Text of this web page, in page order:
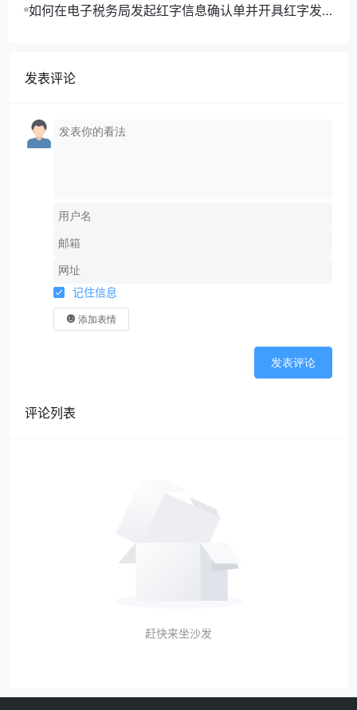
2.2物资采购原则
5）在比价过程中，严格执行同类产品比质量，同样
质量比价格，同样价格比服务的原则，择优确定采购单
6）对于先试用的物资，必须由使用部门出具试验报
3.1物资采购一般规定
报物资采购计划，避免物资积压损失。
如何在电子税务局发起红字信息确认单并开具红字发
发表评论
记住信息
添加表情
发表评论
评论列表
赶快来坐沙发